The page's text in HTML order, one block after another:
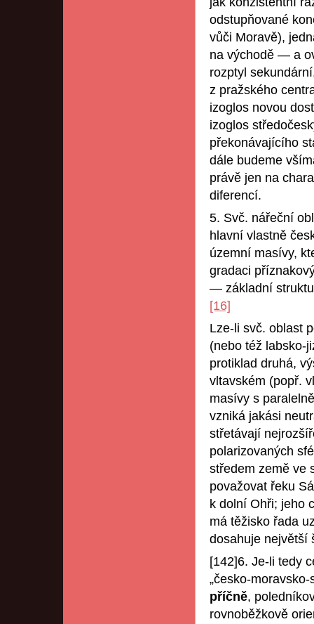
odstupňované
vůči Moravě),
na východě — a
rozptyl
z pražského
izoglos novou
izoglos
překonávajícího
dále budeme
právě jen na
diferencí.
5. Svč. nářeční
hlavní vlastně
územní masívy,
gradaci
— základní
[16]
Lze-li svč. oblast
(nebo též labsko-
protiklad druhá,
vltavském (popř.
masívy s
vzniká jakási
střetávají
polarizovaných
středem země ve
považovat řeku
k dolní Ohři; jeho
má těžisko řada
dosahuje největší
[142]6. Je-li tedy
„česko-
příčně,
rovnoběžkově